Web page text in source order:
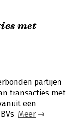
met
partijen
transacties met
een
Meer